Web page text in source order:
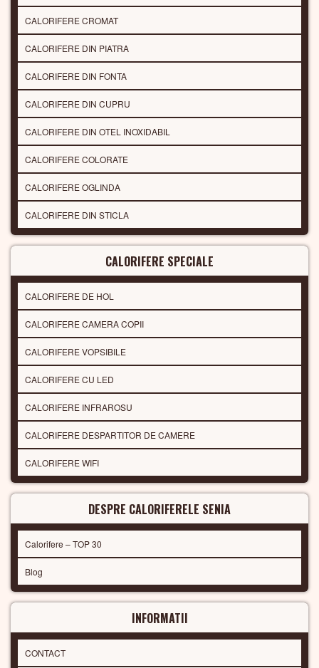
CALORIFERE CROMAT
CALORIFERE DIN PIATRA
CALORIFERE DIN FONTA
CALORIFERE DIN CUPRU
CALORIFERE DIN OTEL INOXIDABIL
CALORIFERE COLORATE
CALORIFERE OGLINDA
CALORIFERE DIN STICLA
CALORIFERE SPECIALE
CALORIFERE DE HOL
CALORIFERE CAMERA COPII
CALORIFERE VOPSIBILE
CALORIFERE CU LED
CALORIFERE INFRAROSU
CALORIFERE DESPARTITOR DE CAMERE
CALORIFERE WIFI
DESPRE CALORIFERELE SENIA
Calorifere – TOP 30
Blog
INFORMATII
CONTACT